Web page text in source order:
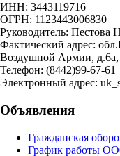
ИНН: 3443119716
ОГРН: 1123443006830
Руководитель: Пестова
Фактический адрес:
Воздушной Армии, д.6а,
Телефон: (8442)99-67-61
Электронный адрес:
Объявления
Гражданская
График работы